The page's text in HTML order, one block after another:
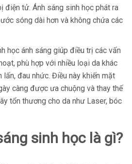
điện tử. Ánh sáng sinh học phát ra
sóng dài hơn và không chứa các
học ánh sáng giúp điều trị các vấn
phù hợp với nhiều loại da khác
lấn, đau nhức. Điều này khiến mặt
càng được ưa chuộng và thay thế
tổn thương cho da như Laser, bóc
sinh học là gì?